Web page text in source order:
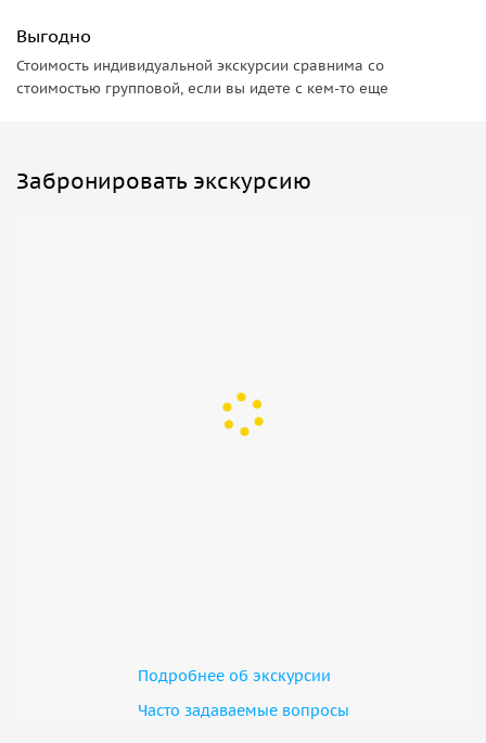
Выгодно
Стоимость индивидуальной экскурсии сравнима со
стоимостью групповой, если вы идете с кем-то еще
Забронировать экскурсию
Подробнее об экскурсии
Часто задаваемые вопросы